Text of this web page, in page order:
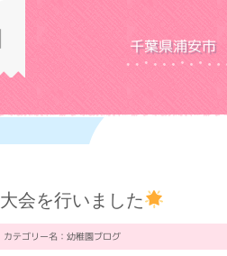
学校法人川見学園 ふきあげ幼稚
千葉県浦安
会を行いました
テゴリー名： 幼稚園ブログ